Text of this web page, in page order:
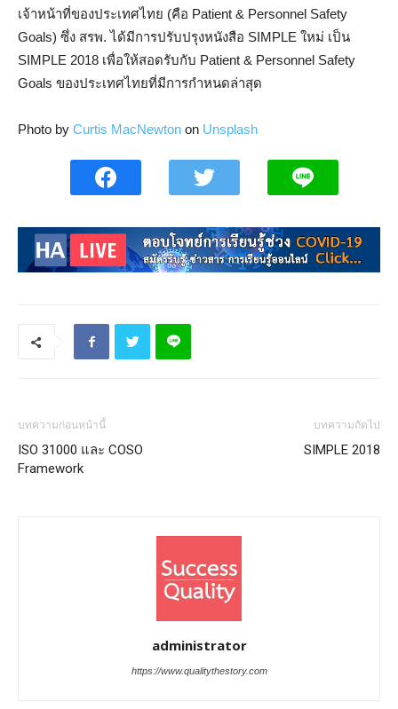
เจ้าหน้าที่ของประเทศไทย (คือ Patient & Personnel Safety
Goals) ซึ่ง สรพ. ได้มีการปรับปรุงหนังสือ SIMPLE ใหม่ เป็น
SIMPLE 2018 เพื่อให้สอดรับกับ Patient & Personnel Safety
Goals ของประเทศไทยที่มีการกำหนดล่าสุด
Photo by Curtis MacNewton on Unsplash
บทความก่อนหน้านี้
ISO 31000 และ COSO
Framework
บทความถัดไป
SIMPLE 2018
administrator
https://www.qualitythestory.com